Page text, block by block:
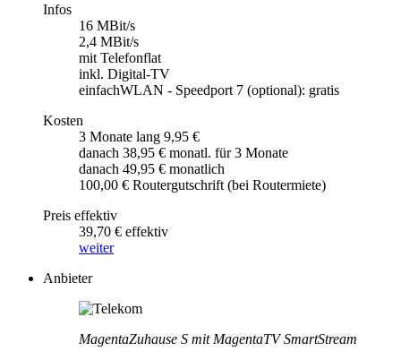
Infos
16 MBit/s
2,4 MBit/s
mit Telefonflat
inkl. Digital-TV
einfachWLAN - Speedport 7 (optional): gratis
Kosten
3 Monate lang 9,95 €
danach 38,95 € monatl. für 3 Monate
danach 49,95 € monatlich
100,00 € Routergutschrift (bei Routermiete)
Preis effektiv
39,70 € effektiv
weiter
Anbieter
MagentaZuhause S mit MagentaTV SmartStream